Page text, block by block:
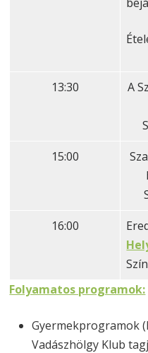
13:30
A
15:00
16:00
Folyamatos programok:
Gyermekprogramok
Vadászhölgy Klub